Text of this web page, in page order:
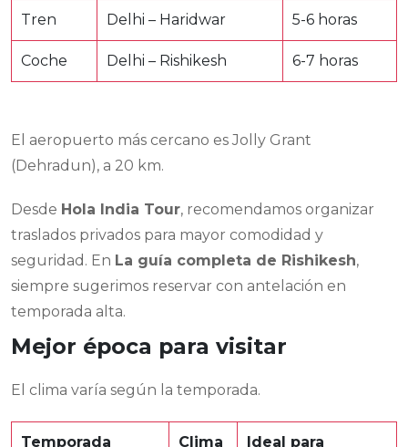
Tren Delhi – Haridwar 5-6 horas
Coche Delhi – Rishikesh 6-7 horas
El aeropuerto más cercano es Jolly Grant
(Dehradun), a 20 km.
Desde Hola India Tour, recomendamos organizar
traslados privados para mayor comodidad y
seguridad. En La guía completa de Rishikesh,
siempre sugerimos reservar con antelación en
temporada alta.
Mejor época para visitar
El clima varía según la temporada.
Temporada Clima Ideal para